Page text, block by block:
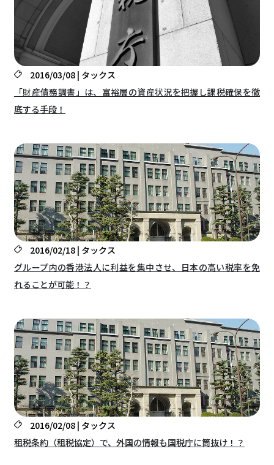
2016/03/08 | タックス
「財産債務調書」は、富裕層の資産状況を把握し課税確保を徹
底する手段！
2016/02/18 | タックス
グループ内の香港法人に利益を集中させ、日本の高い税率を免
れることが可能！？
2016/02/08 | タックス
租税条約（租税協定）で、外国の情報も国税庁に筒抜け！？